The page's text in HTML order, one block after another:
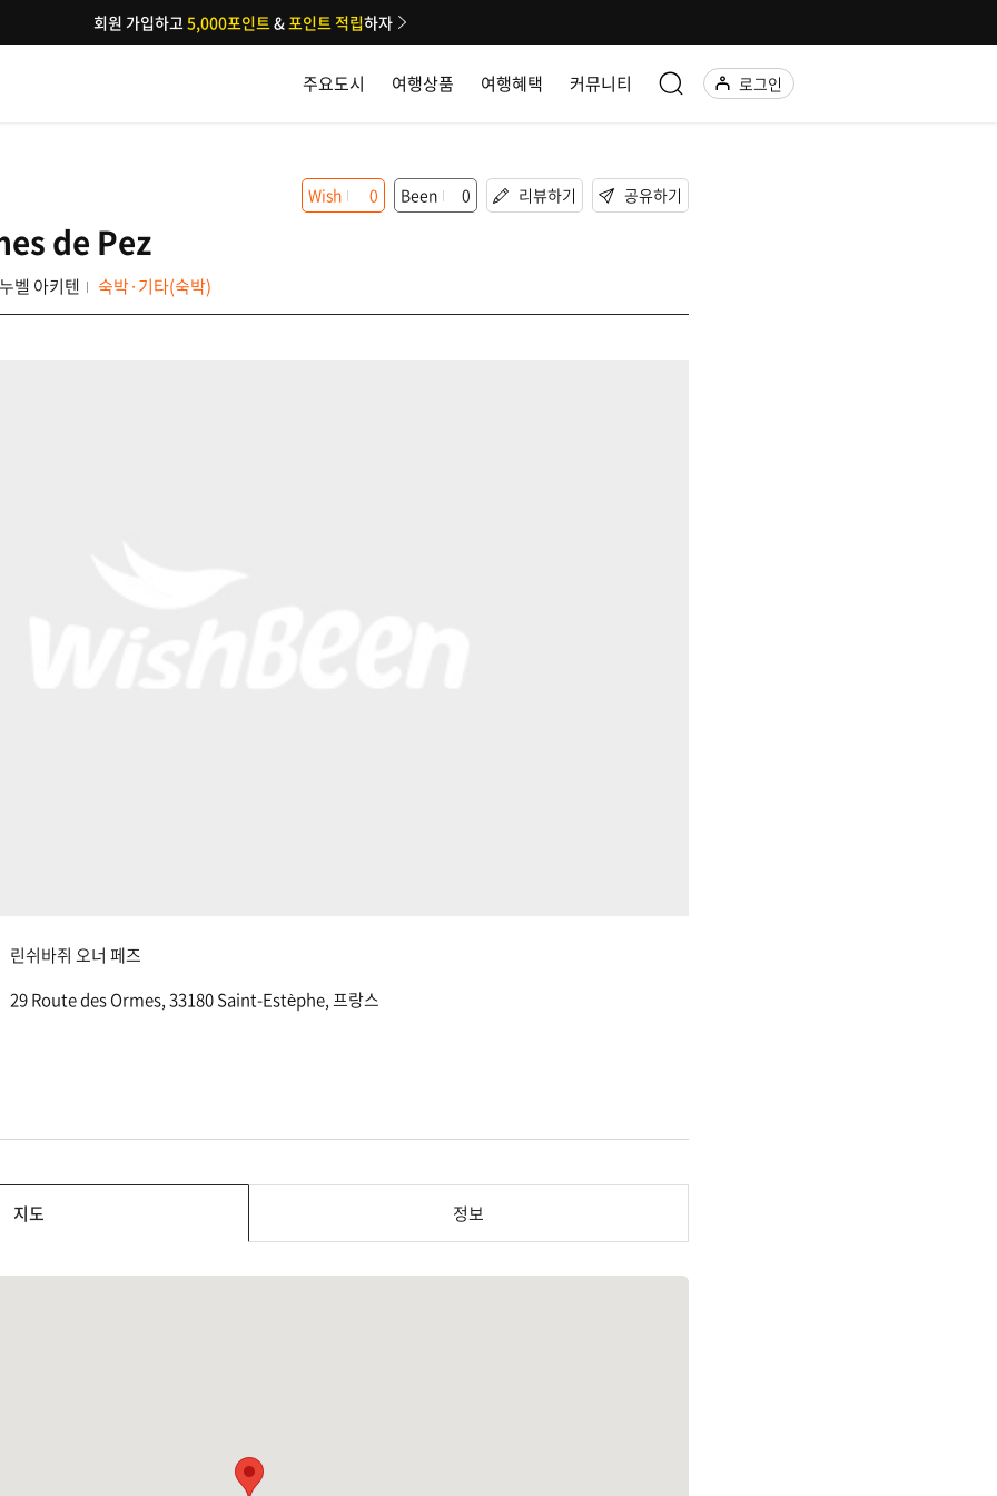
주요도시 여행상품 여행혜택 커뮤니티 로그인
회원 가입하고5,000포인트&포인트 적립하자
de Pez
벨 아키텐 숙박·기타(숙박)
Wish 0 Been 0 리뷰하기 공유하기
린쉬바쥐 오너 페즈
29 Route des Ormes, 33180 Saint-Estèphe, 프랑스
지도 정보